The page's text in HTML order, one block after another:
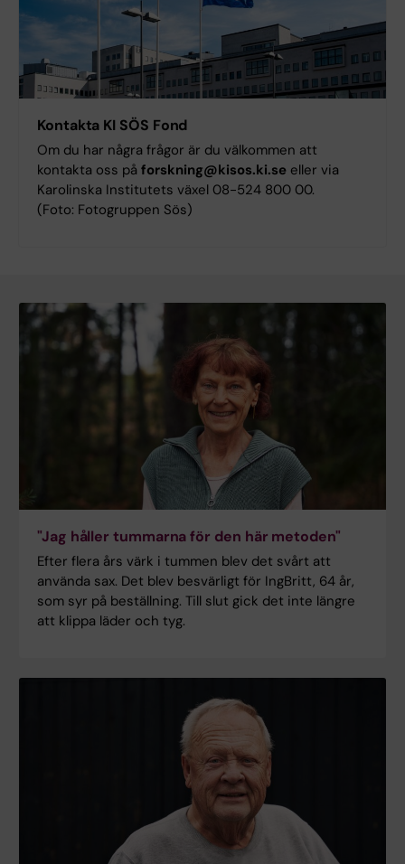
Kontakta KI SÖS Fond
Om du har några frågor är du välkommen att
kontakta oss på forskning@kisos.ki.se eller via
Karolinska Institutets växel 08-524 800 00.
(Foto: Fotogruppen Sös)
"Jag håller tummarna för den här metoden"
Efter flera års värk i tummen blev det svårt att
använda sax. Det blev besvärligt för IngBritt, 64 år,
som syr på beställning. Till slut gick det inte längre
att klippa läder och tyg.